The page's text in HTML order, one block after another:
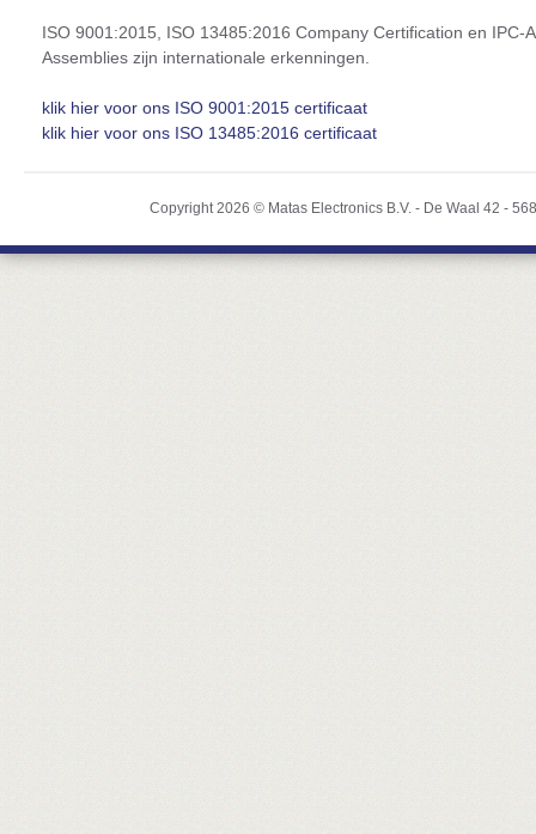
ISO 9001:2015, ISO 13485:2016 Company Certification en IPC-
Assemblies zijn internationale erkenningen.
klik hier voor ons ISO 9001:2015 certificaat
klik hier voor ons ISO 13485:2016 certificaat
Copyright 2026 © Matas Electronics B.V. - De Waal 42 -